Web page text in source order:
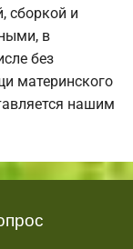
сборкой и
в
без
материнского
нашим